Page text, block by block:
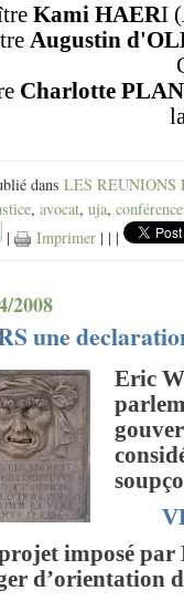
Kami HAERI
Augustin
Charlotte
dans LES REUNIONS
, avocat, uja,
| Imprimer | | |
2008
une
Eric
imposé par
d’orientation